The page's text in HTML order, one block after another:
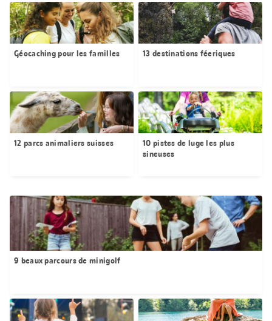
Géocaching pour les familles 13 destinations féeriques
12 parcs animaliers suisses
10 pistes de luge les plus
sineuses
9 beaux parcours de minigolf